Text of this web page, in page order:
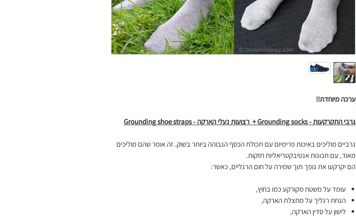
ערכה מיוחדת!!
גרבי התקרקעות - Grounding socks + רצועות נעלי הארקה - Grounding shoe straps
גרביים מוליכים באיכות פרימיום עם תכולת הכסף הגבוהה ביותר בשוק. זה אומר שהם מוליכים
מאוד, עם תכונות אנטיבקטריאליות חזקות.
הם יקרקעו את גופך תוך שמירה על חום הרגליים, כאשר:
עומד על משטח מקורקע כמו בחוץ,
הנחת רגליך על מחצלת הארקה,
לישון על סדין הארקה,